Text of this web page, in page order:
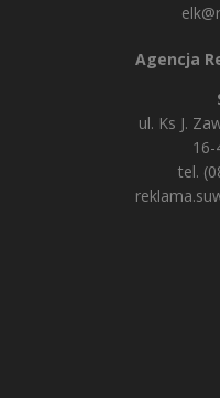
Agencja
ul. Ks J.
16-
tel.